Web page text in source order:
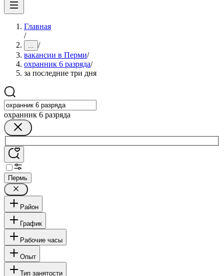
Главная
/
... /
вакансии в Перми/
охранник 6 разряда/
за последние три дня
охранник 6 разряда
Пермь
Район
График
Рабочие часы
Опыт
Тип занятости